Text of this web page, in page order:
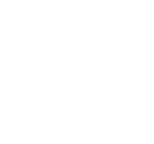
de Chunky Pollo Adulto es
para su bienestar.